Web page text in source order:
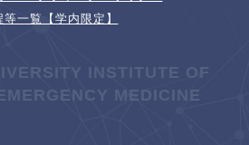
等一覧【学内限定】
INSTITUTE OF
MEDICINE